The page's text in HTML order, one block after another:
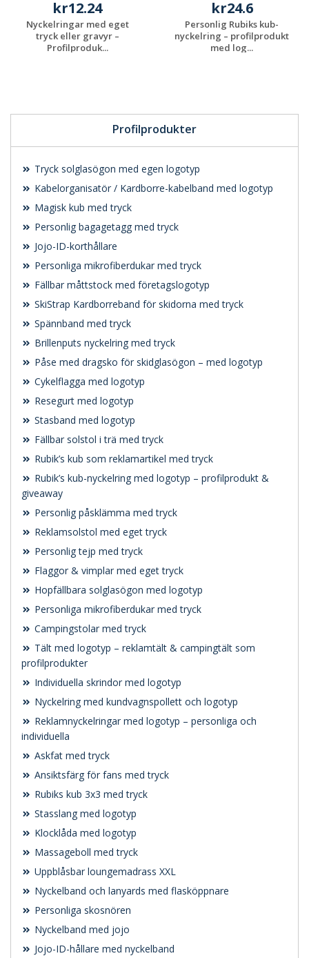
Profilprodukter
Tryck solglasögon med egen logotyp
Kabelorganisatör / Kardborre-kabelband med logotyp
Magisk kub med tryck
Personlig bagagetagg med tryck
Jojo-ID-korthållare
Personliga mikrofiberdukar med tryck
Fällbar måttstock med företagslogotyp
SkiStrap Kardborreband för skidorna med tryck
Spännband med tryck
Brillenputs nyckelring med tryck
Påse med dragsko för skidglasögon – med logotyp
Cykelflagga med logotyp
Resegurt med logotyp
Stasband med logotyp
Fällbar solstol i trä med tryck
Rubik’s kub som reklamartikel med tryck
Rubik’s kub-nyckelring med logotyp – profilprodukt &
giveaway
Personlig påsklämma med tryck
Reklamsolstol med eget tryck
Personlig tejp med tryck
Flaggor & vimplar med eget tryck
Hopfällbara solglasögon med logotyp
Personliga mikrofiberdukar med tryck
Campingstolar med tryck
Tält med logotyp – reklamtält & campingtält som
profilprodukter
Individuella skrindor med logotyp
Nyckelring med kundvagnspollett och logotyp
Reklamnyckelringar med logotyp – personliga och
individuella
Askfat med tryck
Ansiktsfärg för fans med tryck
Rubiks kub 3x3 med tryck
Stasslang med logotyp
Klocklåda med logotyp
Massageboll med tryck
Uppblåsbar loungemadrass XXL
Nyckelband och lanyards med flasköppnare
Personliga skosnören
Nyckelband med jojo
Jojo-ID-hållare med nyckelband
kr12.24
Nyckelringar med eget
tryck eller gravyr –
Profilproduk...
kr24.6
Personlig Rubiks kub-
nyckelring – profilprodukt
med log...